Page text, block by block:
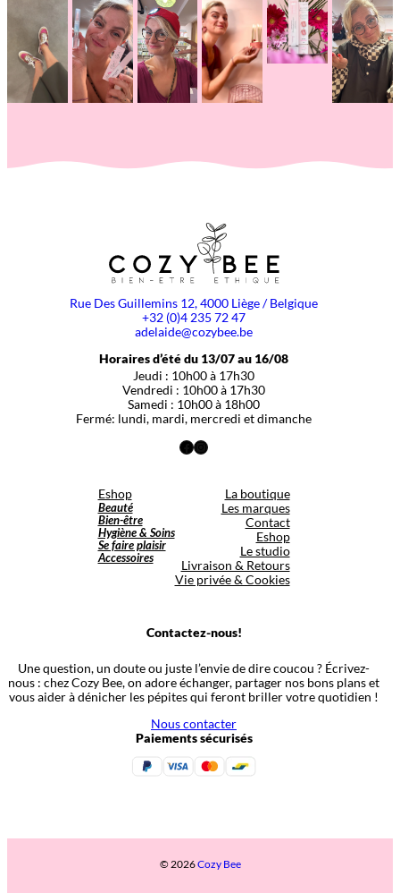
Rue Des Guillemins 12, 4000 Liège / Belgique
+32 (0)4 235 72 47
adelaide@cozybee.be
Horaires d’été du 13/07 au 16/08
Jeudi : 10h00 à 17h30
Vendredi : 10h00 à 17h30
Samedi : 10h00 à 18h00
Fermé: lundi, mardi, mercredi et dimanche
Facebook
Instagram
Eshop
Beauté
Bien-être
Hygiène & Soins
Se faire plaisir
Accessoires
La boutique
Les marques
Contact
Eshop
Le studio
Livraison & Retours
Vie privée & Cookies
Contactez-nous!
Une question, un doute ou juste l’envie de dire coucou ? Écrivez-
nous : chez Cozy Bee, on adore échanger, partager nos bons plans et
vous aider à dénicher les pépites qui feront briller votre quotidien !
Nous contacter
Paiements sécurisés
© 2026Cozy Bee